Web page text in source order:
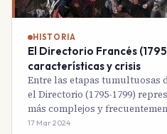
HISTORIA
El Directorio Francés
características y crisis
Entre las etapas tumultuosas
el Directorio (1795-1799)
más complejos y
17 Mar 2024